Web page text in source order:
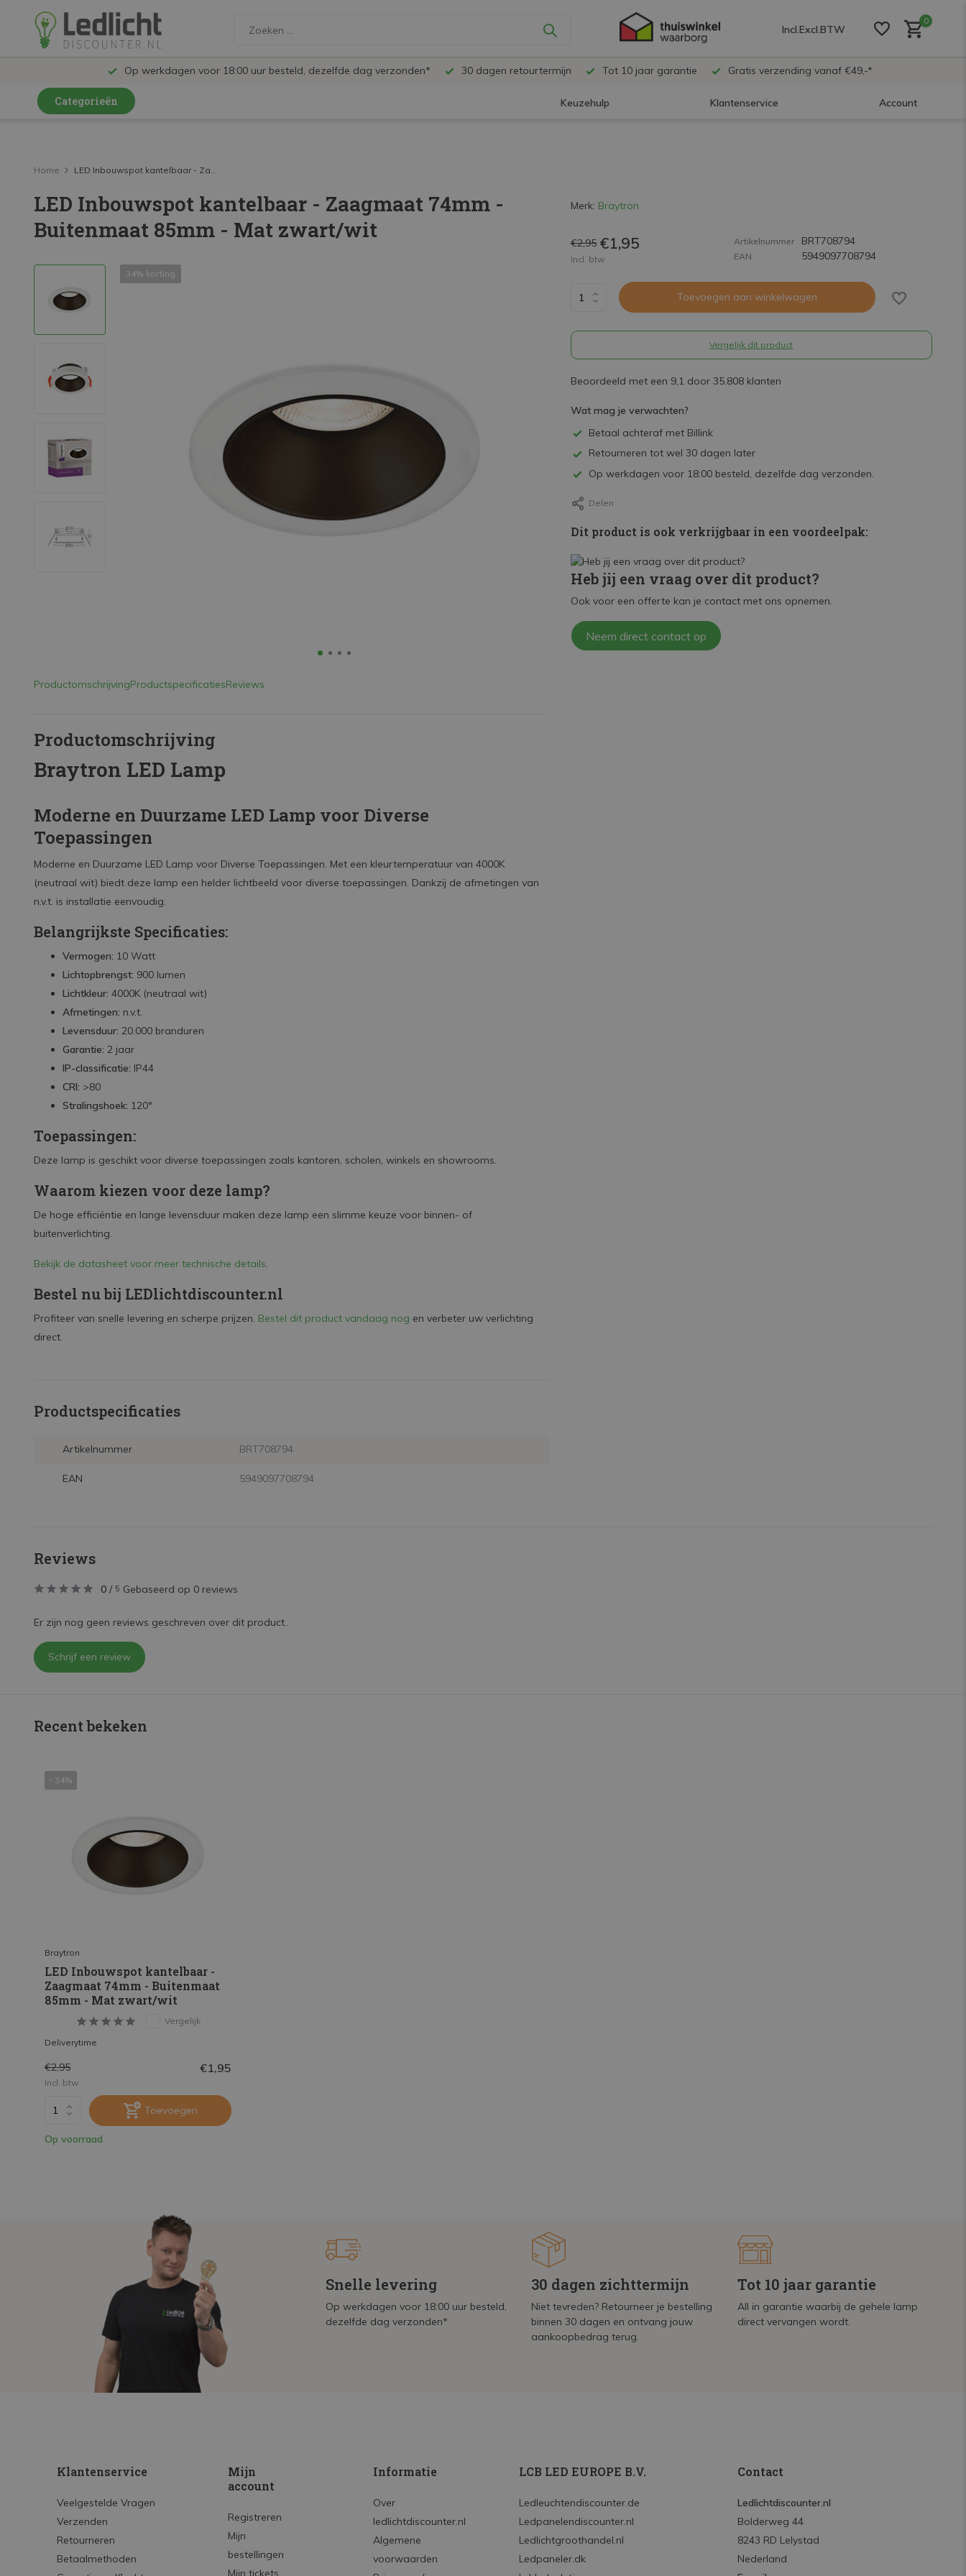
Incl.Excl.BTW
0
Op werkdagen voor 18:00 uur besteld, dezelfde dag verzonden* 30 dagen retourtermijn Tot 10 jaar garantie Gratis verzending vanaf €49,-*
Categorieën Keuzehulp Klantenservice Account
LED Railspots
LED Panelen
LED Schijnwerpers
LED High Bay lampen
LED Buitenverlichting
Mega Sale
Home LED Inbouwspot kantelbaar - Za...
LED Inbouwspot kantelbaar - Zaagmaat 74mm -
Buitenmaat 85mm - Mat zwart/wit
34% korting
ProductomschrijvingProductspecificatiesReviews
Productomschrijving
Braytron LED Lamp
Moderne en Duurzame LED Lamp voor Diverse
Toepassingen
Moderne en Duurzame LED Lamp voor Diverse Toepassingen. Met een kleurtemperatuur van 4000K
(neutraal wit) biedt deze lamp een helder lichtbeeld voor diverse toepassingen. Dankzij de afmetingen van
n.v.t. is installatie eenvoudig.
Belangrijkste Specificaties:
Vermogen: 10 Watt
Lichtopbrengst: 900 lumen
Lichtkleur: 4000K (neutraal wit)
Afmetingen: n.v.t.
Levensduur: 20.000 branduren
Garantie: 2 jaar
IP-classificatie: IP44
CRI: >80
Stralingshoek: 120°
Toepassingen:
Deze lamp is geschikt voor diverse toepassingen zoals kantoren, scholen, winkels en showrooms.
Waarom kiezen voor deze lamp?
De hoge efficiëntie en lange levensduur maken deze lamp een slimme keuze voor binnen- of
buitenverlichting.
Bekijk de datasheet voor meer technische details.
Bestel nu bij LEDlichtdiscounter.nl
Profiteer van snelle levering en scherpe prijzen. Bestel dit product vandaag nog en verbeter uw verlichting
direct.
Productspecificaties
Artikelnummer BRT708794
EAN 5949097708794
Merk: Braytron
€2,95 €1,95
Incl. btw
Artikelnummer BRT708794
EAN 5949097708794
Toevoegen aan winkelwagen
Vergelijk dit product
Beoordeeld met een 9,1 door 35.808 klanten
Wat mag je verwachten?
Betaal achteraf met Billink
Retourneren tot wel 30 dagen later
Op werkdagen voor 18:00 besteld, dezelfde dag verzonden.
Delen
Dit product is ook verkrijgbaar in een voordeelpak:
Heb jij een vraag over dit product?
Ook voor een offerte kan je contact met ons opnemen.
Neem direct contact op
Reviews
0 / 5 Gebaseerd op 0 reviews
Er zijn nog geen reviews geschreven over dit product..
Schrijf een review
Recent bekeken
- 34%
Braytron
LED Inbouwspot kantelbaar -
Zaagmaat 74mm - Buitenmaat
85mm - Mat zwart/wit
Vergelijk
Deliverytime
€2,95 €1,95
Incl. btw
Toevoegen
Op voorraad
Snelle levering
Op werkdagen voor 18:00 uur besteld,
dezelfde dag verzonden*
30 dagen zichttermijn
Niet tevreden? Retourneer je bestelling
binnen 30 dagen en ontvang jouw
aankoopbedrag terug.
Tot 10 jaar garantie
All in garantie waarbij de gehele lamp
direct vervangen wordt.
Klantenservice
Veelgestelde Vragen
Verzenden
Retourneren
Betaalmethoden
Mijn
account
Registreren
Mijn
bestellingen
Mijn tickets
Informatie
Over
ledlichtdiscounter.nl
Algemene
voorwaarden
LCB LED EUROPE B.V.
Ledleuchtendiscounter.de
Ledpanelendiscounter.nl
Ledlichtgroothandel.nl
Ledpaneler.dk
Contact
Ledlichtdiscounter.nl
Bolderweg 44
8243 RD Lelystad
Nederland